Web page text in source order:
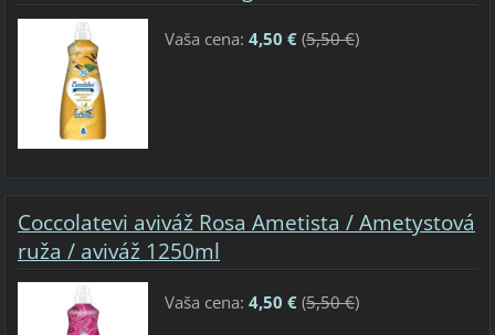
Vaša cena: 4,50 €(5,50 €)
Coccolatevi aviváž Rosa Ametista / Ametystová
ruža / aviváž 1250ml
Vaša cena: 4,50 €(5,50 €)